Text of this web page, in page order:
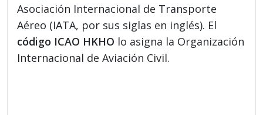
Asociación Internacional de Transporte
Aéreo (IATA, por sus siglas en inglés). El
código ICAO HKHO lo asigna la Organización
Internacional de Aviación Civil.